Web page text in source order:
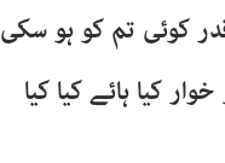
کوئی تم کو ہو سکی
کیا ہائے کیا کیا